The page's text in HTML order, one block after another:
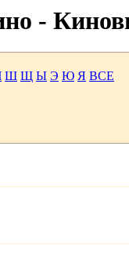
-
Ш Щ Ы Э Ю Я ВСЕ